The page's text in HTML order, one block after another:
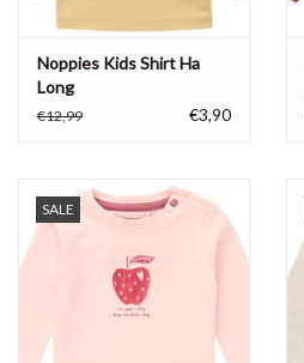
Noppies Kids Shirt Ha
Long
€12,99 €3,90
SALE